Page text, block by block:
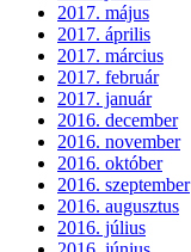
2017. május
2017. április
2017. március
2017. február
2017. január
2016. december
2016. november
2016. október
2016. szeptember
2016. augusztus
2016. július